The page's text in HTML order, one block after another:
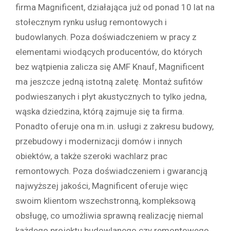
firma Magnificent, działająca już od ponad 10 lat na
stołecznym rynku usług remontowych i
budowlanych. Poza doświadczeniem w pracy z
elementami wiodących producentów, do których
bez wątpienia zalicza się AMF Knauf, Magnificent
ma jeszcze jedną istotną zaletę. Montaż sufitów
podwieszanych i płyt akustycznych to tylko jedna,
wąska dziedzina, którą zajmuje się ta firma.
Ponadto oferuje ona m.in. usługi z zakresu budowy,
przebudowy i modernizacji domów i innych
obiektów, a także szeroki wachlarz prac
remontowych. Poza doświadczeniem i gwarancją
najwyższej jakości, Magnificent oferuje więc
swoim klientom wszechstronną, kompleksową
obsługę, co umożliwia sprawną realizację niemal